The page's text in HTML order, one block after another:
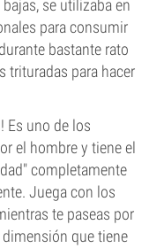
se utilizaba en
para consumir
bastante rato
trituradas para hacer
Es uno de los
el hombre y tiene el
completamente
Juega con los
te paseas por
que tiene